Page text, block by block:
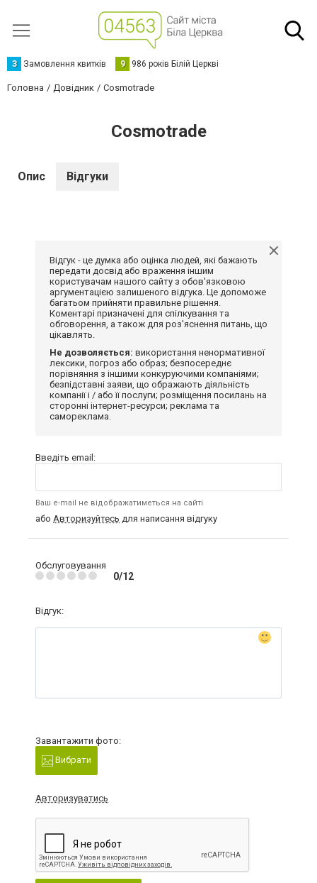
З Замовлення квитків 9 986 років Білій Церкві
Головна Довідник Cosmotrade
Cosmotrade
Опис Відгуки
Відгук - це думка або оцінка людей, які бажають
передати досвід або враження іншим
користувачам нашого сайту з обов'язковою
аргументацією залишеного відгука. Це допоможе
багатьом прийняти правильне рішення.
Коментарі призначені для спілкування та
обговорення, а також для роз'яснення питань, що
цікавлять.
Не дозволяється: використання ненормативної
лексики, погроз або образ; безпосереднє
порівняння з іншими конкуруючими компаніями;
безпідставні заяви, що ображають діяльність
компанії і / або її послуги; розміщення посилань на
сторонні інтернет-ресурси; реклама та
самореклама.
Введіть email:
Ваш e-mail не відображатиметься на сайті
або Авторизуйтесь для написання відгуку
Обслуговування
0/12
Відгук:
Завантажити фото:
Вибрати
Авторизуватись